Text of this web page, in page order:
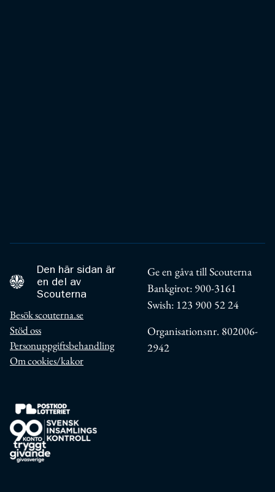
Den här sidan är
en del av
Scouterna
Besök scouterna.se
Stöd oss
Personuppgiftsbehandling
Om cookies/kakor
Ge en gåva till Scouterna
Bankgirot: 900-3161
Swish: 123 900 52 24
Organisationsnr. 802006-
2942
Postkodlotteriet
90 konto svensk insamlingskontroll